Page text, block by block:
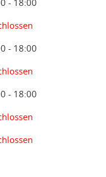
- 18:00
- 18:00
- 18:00